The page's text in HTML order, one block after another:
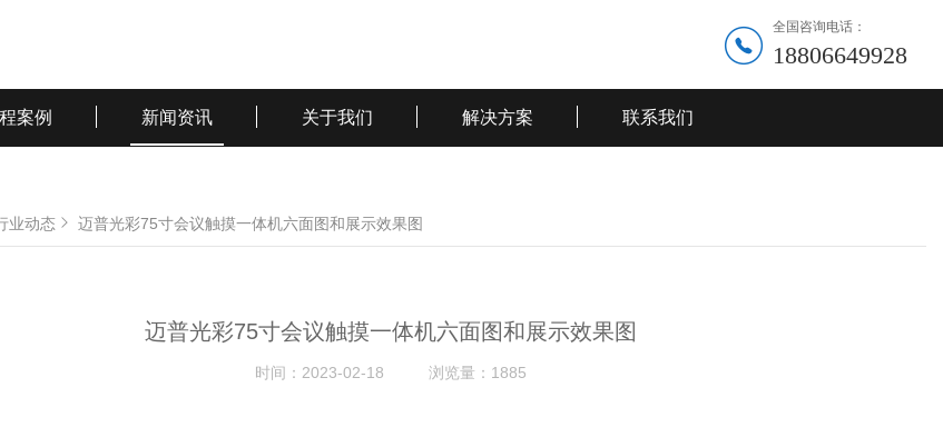
全国咨询电话：
18806649928
案例 新闻资讯 关于我们 解决方案 联系我们
业动态 迈普光彩75寸会议触摸一体机六面图和展示效果图
迈普光彩75寸会议触摸一体机六面图和展示效果图
时间： 2023-02-18 浏览量： 1885